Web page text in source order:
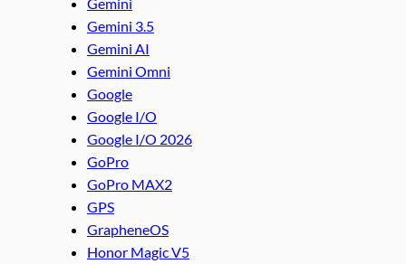
Gemini 3.5
Gemini AI
Gemini Omni
Google
Google I/O
Google I/O 2026
GoPro
GoPro MAX2
GPS
GrapheneOS
Honor Magic V5